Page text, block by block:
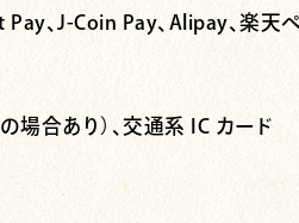
、J-Coin Pay、Alipay、楽天
場合あり）、交通系 IC カード